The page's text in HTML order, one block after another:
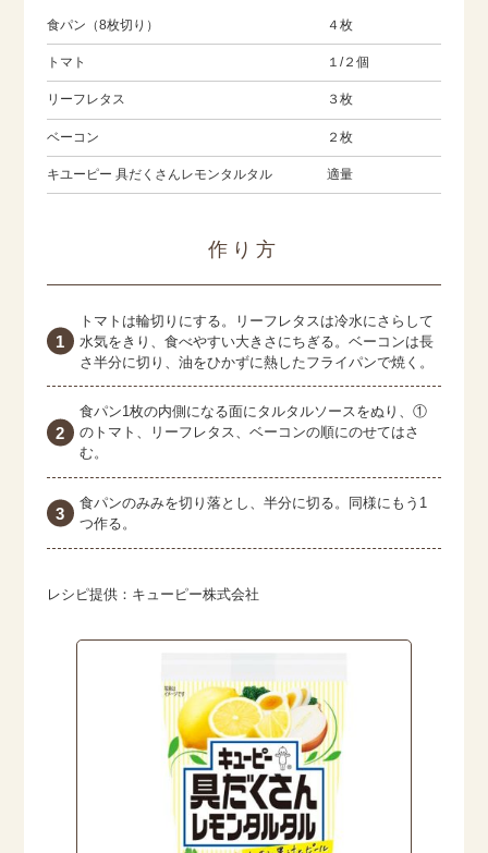
食パン（8枚切り） ４枚
トマト １/２個
リーフレタス ３枚
ベーコン ２枚
キユーピー 具だくさんレモンタルタル 適量
作り方
トマトは輪切りにする。リーフレタスは冷水にさらして
水気をきり、食べやすい大きさにちぎる。ベーコンは長
さ半分に切り、油をひかずに熱したフライパンで焼く。
食パン1枚の内側になる面にタルタルソースをぬり、①
のトマト、リーフレタス、ベーコンの順にのせてはさ
む。
食パンのみみを切り落とし、半分に切る。同様にもう1
つ作る。
レシピ提供：キューピー株式会社